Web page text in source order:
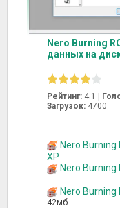
Nero Burning
данных на
Рейтинг: 4.1 |
Загрузок: 4700
Nero Burning
XP
Nero Burning
Nero Burning
42мб